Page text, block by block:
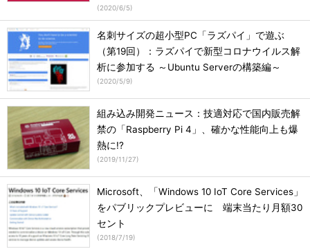
(2020/6/5)
名刺サイズの超小型PC「ラズパイ」で遊ぶ
（第19回）：ラズパイで新型コロナウイルス解
析に参加する ～Ubuntu Serverの構築編～
(2020/5/9)
組み込み開発ニュース：技適対応で国内販売解
禁の「Raspberry Pi 4」、確かな性能向上も爆
熱に!?
(2019/11/27)
Microsoft、「Windows 10 IoT Core Services」
をパブリックプレビューに 端末当たり月額30
セント
(2018/7/19)